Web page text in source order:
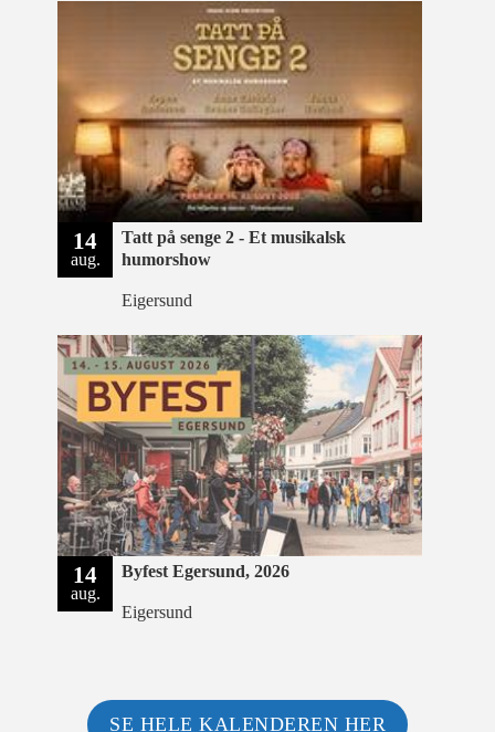
14
aug.
Tatt på senge 2 - Et musikalsk
humorshow
Eigersund
14
aug.
Byfest Egersund, 2026
Eigersund
SE HELE KALENDEREN HER